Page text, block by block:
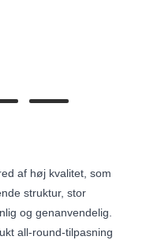
af høj kvalitet, som
struktur, stor
og genanvendelig.
all-round-tilpasning